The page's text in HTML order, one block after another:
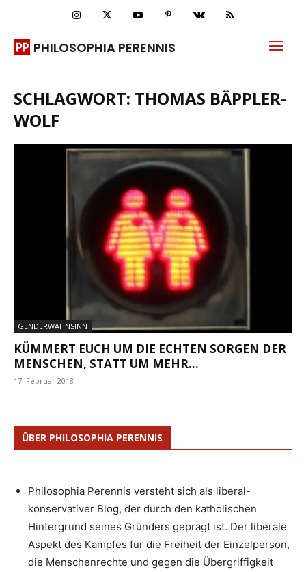
PHILOSOPHIA PERENNIS
SCHLAGWORT: THOMAS BÄPPLER-
WOLF
GENDERWAHNSINN
KÜMMERT EUCH UM DIE ECHTEN SORGEN DER
MENSCHEN, STATT UM MEHR...
17. Februar 2018
ÜBER PHILOSOPHIA PERENNIS
Philosophia Perennis versteht sich als liberal-
konservativer Blog, der durch den katholischen
Hintergrund seines Gründers geprägt ist. Der liberale
Aspekt des Kampfes für die Freiheit der Einzelperson,
die Menschenrechte und gegen die Übergriffigkeit